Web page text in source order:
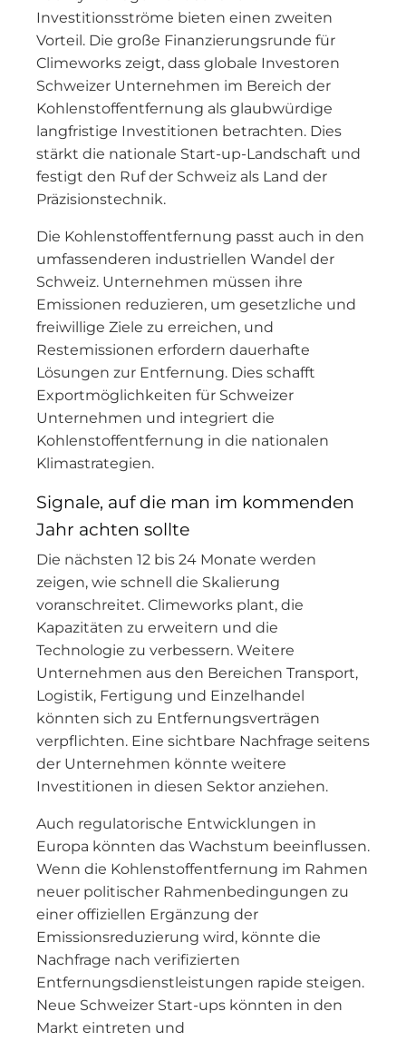
Investitionsströme bieten einen zweiten
Vorteil. Die große Finanzierungsrunde für
Climeworks zeigt, dass globale Investoren
Schweizer Unternehmen im Bereich der
Kohlenstoffentfernung als glaubwürdige
langfristige Investitionen betrachten. Dies
stärkt die nationale Start-up-Landschaft und
festigt den Ruf der Schweiz als Land der
Präzisionstechnik.
Die Kohlenstoffentfernung passt auch in den
umfassenderen industriellen Wandel der
Schweiz. Unternehmen müssen ihre
Emissionen reduzieren, um gesetzliche und
freiwillige Ziele zu erreichen, und
Restemissionen erfordern dauerhafte
Lösungen zur Entfernung. Dies schafft
Exportmöglichkeiten für Schweizer
Unternehmen und integriert die
Kohlenstoffentfernung in die nationalen
Klimastrategien.
Signale, auf die man im kommenden
Jahr achten sollte
Die nächsten 12 bis 24 Monate werden
zeigen, wie schnell die Skalierung
voranschreitet. Climeworks plant, die
Kapazitäten zu erweitern und die
Technologie zu verbessern. Weitere
Unternehmen aus den Bereichen Transport,
Logistik, Fertigung und Einzelhandel
könnten sich zu Entfernungsverträgen
verpflichten. Eine sichtbare Nachfrage seitens
der Unternehmen könnte weitere
Investitionen in diesen Sektor anziehen.
Auch regulatorische Entwicklungen in
Europa könnten das Wachstum beeinflussen.
Wenn die Kohlenstoffentfernung im Rahmen
neuer politischer Rahmenbedingungen zu
einer offiziellen Ergänzung der
Emissionsreduzierung wird, könnte die
Nachfrage nach verifizierten
Entfernungsdienstleistungen rapide steigen.
Neue Schweizer Start-ups könnten in den
Markt eintreten und